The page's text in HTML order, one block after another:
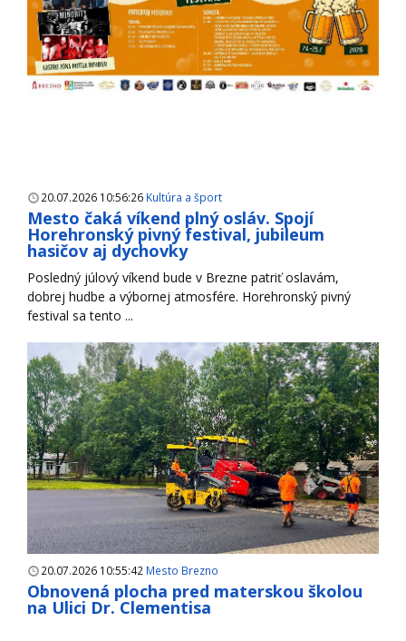
20.07.2026 10:56:26 Kultúra a šport
Mesto čaká víkend plný osláv. Spojí
Horehronský pivný festival, jubileum
hasičov aj dychovky
Posledný júlový víkend bude v Brezne patriť oslavám,
dobrej hudbe a výbornej atmosfére. Horehronský pivný
festival sa tento ...
20.07.2026 10:55:42 Mesto Brezno
Obnovená plocha pred materskou školou
na Ulici Dr. Clementisa